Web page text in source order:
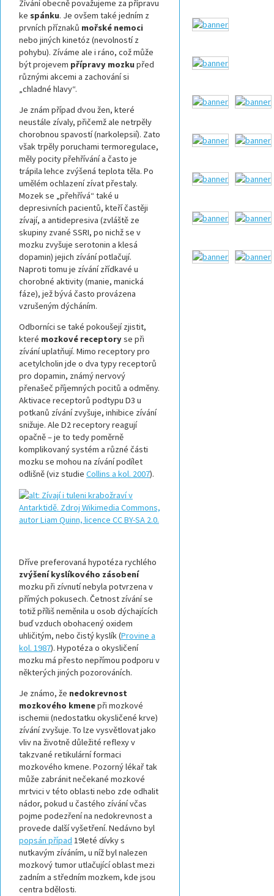
Zívání obecně považujeme za přípravu
ke spánku. Je ovšem také jedním z
prvních příznaků mořské nemoci
nebo jiných kinetóz (nevolností z
pohybu). Zíváme ale i ráno, což může
být projevem přípravy mozkupřed
různými akcemi a zachování si
„chladné hlavy“.
Je znám případ dvou žen, které
neustále zívaly, přičemž ale netrpěly
chorobnou spavostí (narkolepsií). Zato
však trpěly poruchami termoregulace,
měly pocity přehřívání a často je
trápila lehce zvýšená teplota těla. Po
umělém ochlazení zívat přestaly.
Mozek se „přehřívá“ také u
depresivních pacientů, kteří častěji
zívají, a antidepresiva (zvláště ze
skupiny zvané SSRI, po nichž se v
mozku zvyšuje serotonin a klesá
dopamin) jejich zívání potlačují.
Naproti tomu je zívání zřídkavé u
chorobné aktivity (manie, manická
fáze), jež bývá často provázena
vzrušeným dýcháním.
Odborníci se také pokoušejí zjistit,
které mozkové receptoryse při
zívání uplatňují. Mimo receptory pro
acetylcholin jde o dva typy receptorů
pro dopamin, známý nervový
přenašeč příjemných pocitů a odměny.
Aktivace receptorů podtypu D3 u
potkanů zívání zvyšuje, inhibice zívání
snižuje. Ale D2 receptory reagují
opačně – je to tedy poměrně
komplikovaný systém a různé části
mozku se mohou na zívání podílet
odlišně (viz studie Collins a kol. 2007).
Dříve preferovaná hypotéza rychlého
zvýšení kyslíkového zásobení
mozku při zívnutí nebyla potvrzena v
přímých pokusech. Četnost zívání se
totiž příliš neměnila u osob dýchajících
buď vzduch obohacený oxidem
uhličitým, nebo čistý kyslík (Provine a
kol. 1987). Hypotéza o okysličení
mozku má přesto nepřímou podporu v
některých jiných pozorováních.
Je známo, že nedokrevnost
mozkového kmenepři mozkové
ischemii (nedostatku okysličené krve)
zívání zvyšuje. To lze vysvětlovat jako
vliv na životně důležité reflexy v
takzvané retikulární formaci
mozkového kmene. Pozorný lékař tak
může zabránit nečekané mozkové
mrtvici v této oblasti nebo zde odhalit
nádor, pokud u častého zívání včas
pojme podezření na nedokrevnost a
provede další vyšetření. Nedávno byl
popsán případ 19leté dívky s
nutkavým zíváním, u níž byl nalezen
mozkový tumor utlačující oblast mezi
zadním a středním mozkem, kde jsou
centra bdělosti.